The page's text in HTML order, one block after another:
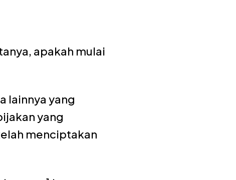
apakah mulai
lainnya yang
yang
menciptakan